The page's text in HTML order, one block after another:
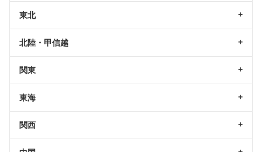
東北
北陸・甲信越
関東
東海
関西